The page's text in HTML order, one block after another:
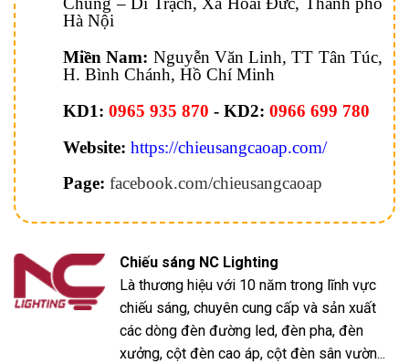
Hà Nội
Miền Nam: Nguyễn Văn Linh, TT Tân Túc,
H. Bình Chánh, Hồ Chí Minh
KD1: 0965 935 870 - KD2: 0966 699 780
Website: https://chieusangcaoap.com/
Page: facebook.com/chieusangcaoap
Chiếu sáng NC Lighting
Là thương hiệu với 10 năm trong lĩnh vực
chiếu sáng, chuyên cung cấp và sản xuất
các dòng đèn đường led, đèn pha, đèn
xưởng, cột đèn cao áp, cột đèn sân vườn...